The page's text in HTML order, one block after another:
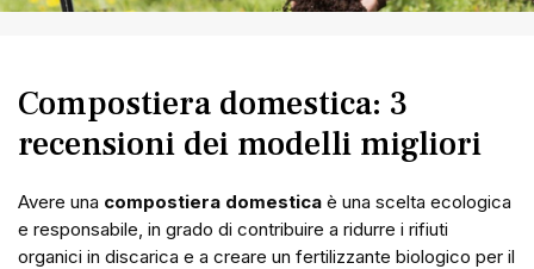
Compostiera domestica: 3
recensioni dei modelli migliori
Avere una compostiera domestica è una scelta ecologica
e responsabile, in grado di contribuire a ridurre i rifiuti
organici in discarica e a creare un fertilizzante biologico per il